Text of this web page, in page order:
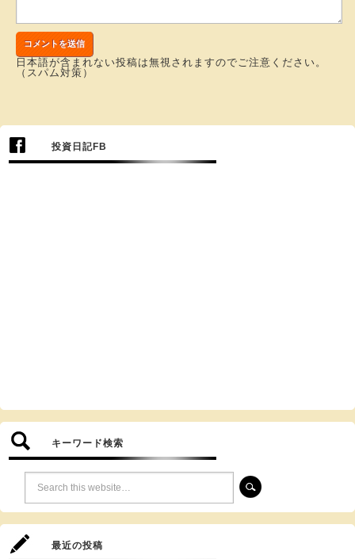
日本語が含まれない投稿は無視されますのでご注意ください。
（スパム対策）
投資日記FB
キーワード検索
最近の投稿